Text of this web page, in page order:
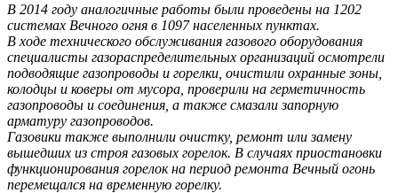
В 2014 году аналогичные работы были проведены на 1202
системах Вечного огня в 1097 населенных пунктах.
В ходе технического обслуживания газового оборудования
специалисты газораспределительных организаций осмотрели
подводящие газопроводы и горелки, очистили охранные зоны,
колодцы и коверы от мусора, проверили на герметичность
газопроводы и соединения, а также смазали запорную
арматуру газопроводов.
Газовики также выполнили очистку, ремонт или замену
вышедших из строя газовых горелок. В случаях приостановки
функционирования горелок на период ремонта Вечный огонь
перемещался на временную горелку.